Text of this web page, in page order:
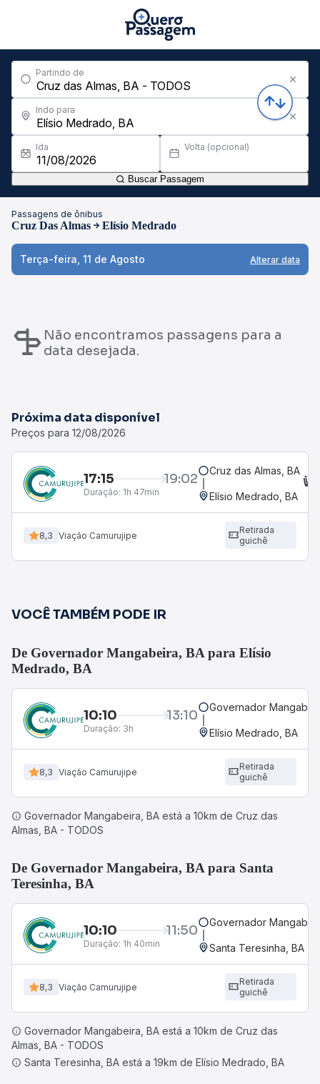
Partindo de
Indo para
Ida Volta (opcional)
Buscar Passagem
Passagens de ônibus
Cruz Das Almas Elísio Medrado
Terça-feira, 11 de Agosto Alterar data
Não encontramos passagens para a
data desejada.
Próxima data disponível
Preços para 12/08/2026
17:15 19:02
Duração: 1h 47min
Cruz das Almas, BA
Elísio Medrado, BA
8,3 Viação Camurujipe
Retirada
guichê
VOCÊ TAMBÉM PODE IR
De Governador Mangabeira, BA para Elísio
Medrado, BA
10:10 13:10
Duração: 3h
Governador
Elísio Medrado, BA
8,3 Viação Camurujipe
Retirada
guichê
Governador Mangabeira, BA está a 10km de Cruz das
Almas, BA - TODOS
De Governador Mangabeira, BA para Santa
Teresinha, BA
10:10 11:50
Duração: 1h 40min
Governador
Santa Teresinha, BA
8,3 Viação Camurujipe
Retirada
guichê
Governador Mangabeira, BA está a 10km de Cruz das
Almas, BA - TODOS
Santa Teresinha, BA está a 19km de Elísio Medrado, BA